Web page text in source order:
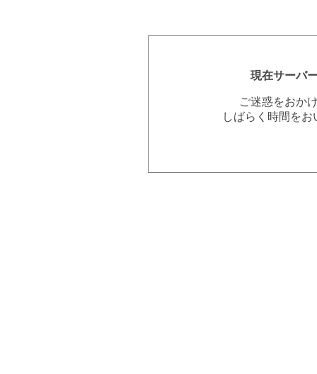
現在サーバ
ご迷惑をおか
しばらく時間を